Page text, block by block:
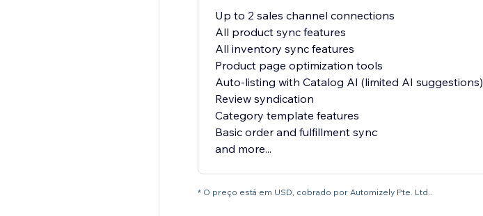
Up to 2 sales channel connections
All product sync features
All inventory sync features
Product page optimization tools
Auto-listing with Catalog AI (limited AI suggestions)
Review syndication
Category template features
Basic order and fulfillment sync
and more...
* O preço está em USD, cobrado por Automizely Pte. Ltd..